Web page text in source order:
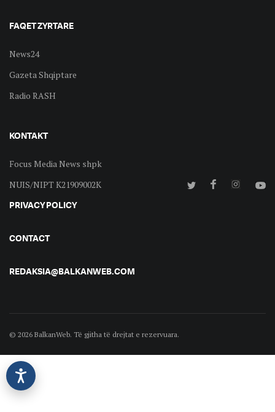
FAQET ZYRTARE
News24
Gazeta Shqiptare
Radio RASH
KONTAKT
Focus Media News shpk
NUIS/NIPT K21909002K
PRIVACY POLICY
CONTACT
REDAKSIA@BALKANWEB.COM
© 2026 BalkanWeb. Të gjitha të drejtat e rezervuara.